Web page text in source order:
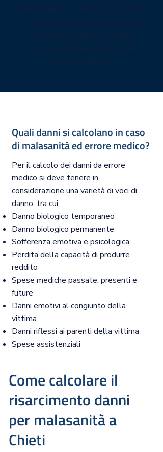
Quali danni si calcolano in caso
di malasanità ed errore medico?
Per il calcolo dei danni da errore
medico si deve tenere in
considerazione una varietà di voci di
danno, tra cui:
Danno biologico temporaneo
Danno biologico permanente
Sofferenza emotiva e psicologica
Perdita della capacità di produrre
reddito
Spese mediche passate, presenti e
future
Danni emotivi al congiunto della
vittima
Danni riflessi ai parenti della vittima
Spese assistenziali
Come calcolare il
risarcimento danni
per malasanità a
Chieti